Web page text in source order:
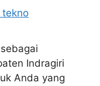
tekno
Indragiri
Anda yang